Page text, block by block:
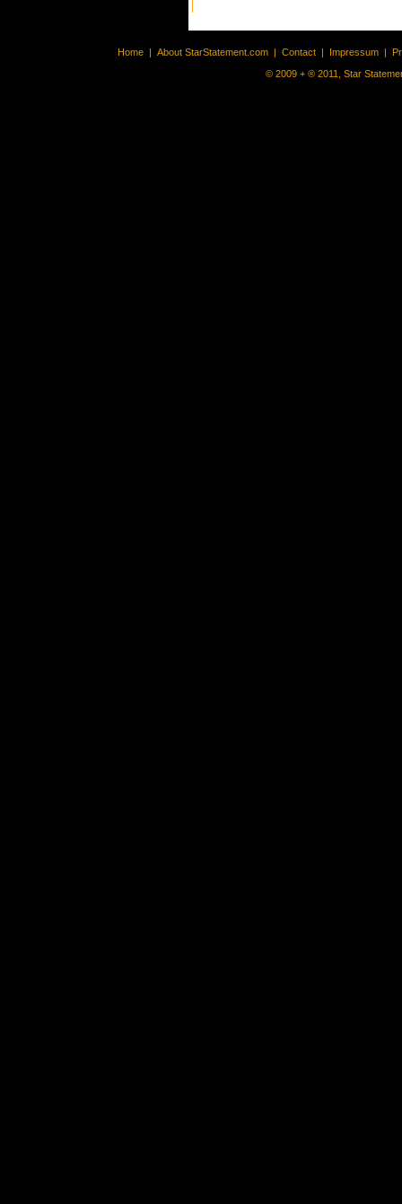
Home | About StarStatement.com | Contact | Impressum |
© 2009 + ® 2011, Star